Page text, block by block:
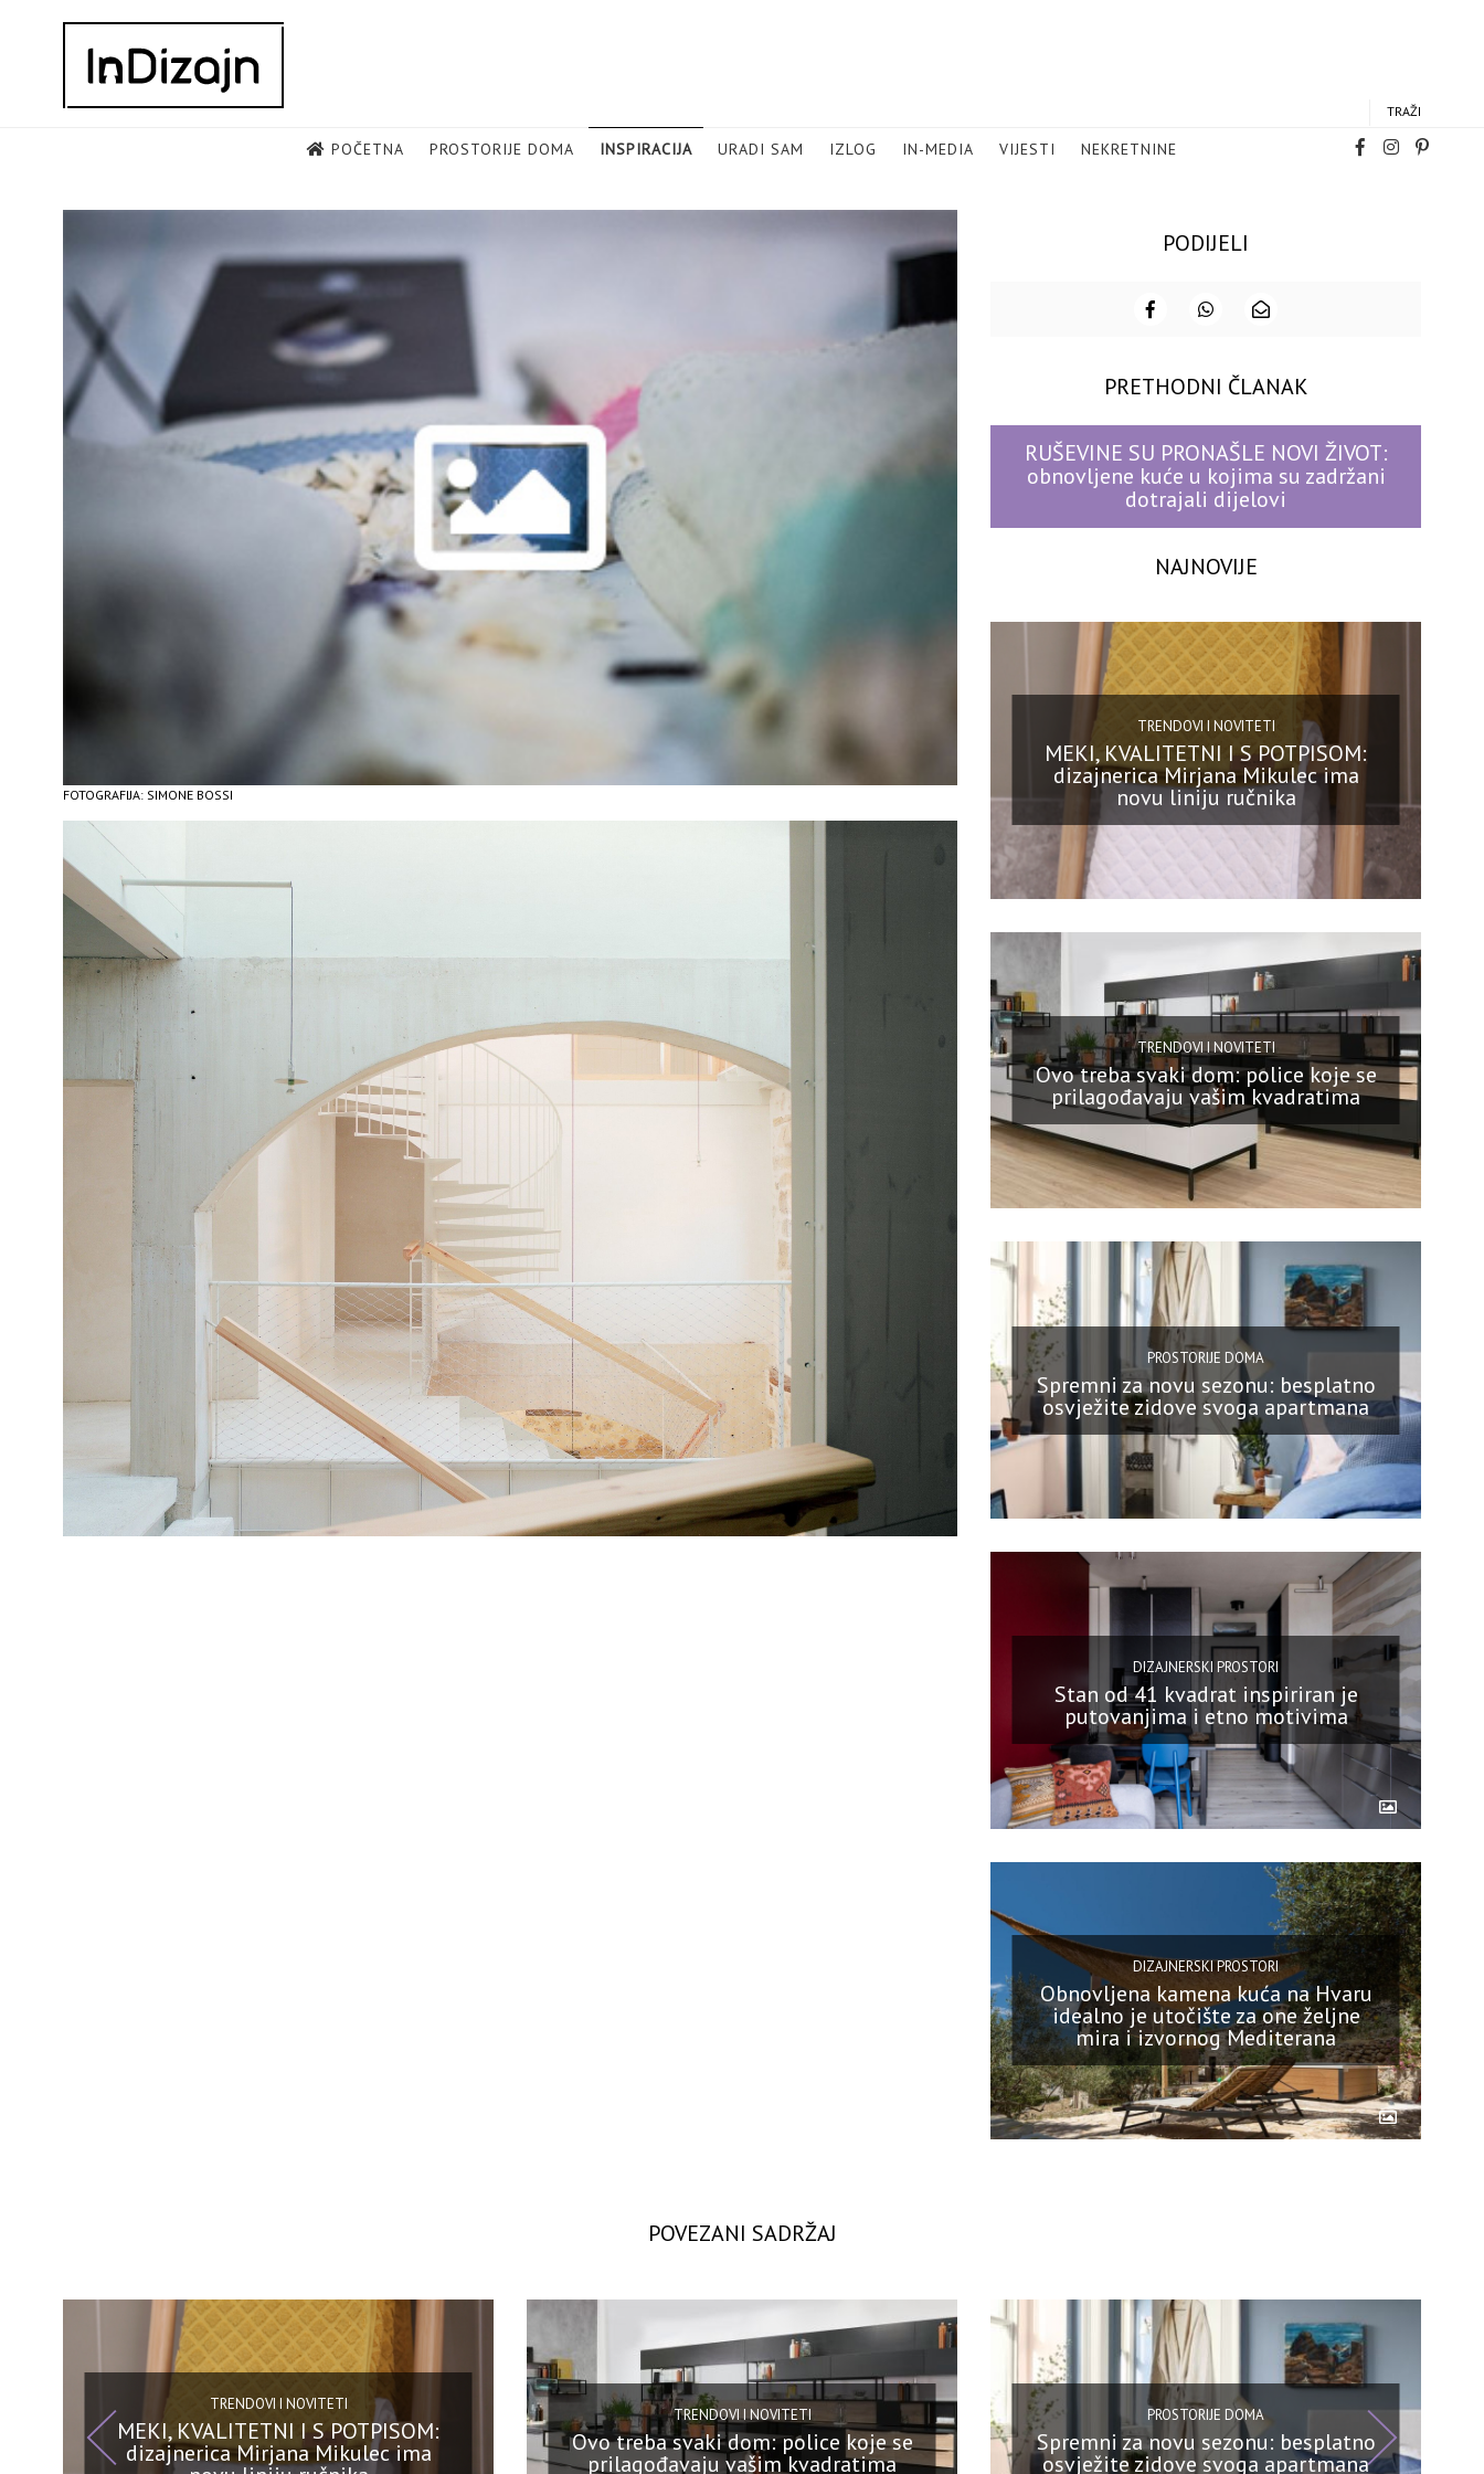
TRAŽI
POČETNA PROSTORIJE DOMA INSPIRACIJA URADI SAM IZLOG IN-MEDIA VIJESTI NEKRETNINE
FOTOGRAFIJA: SIMONE BOSSI
PODIJELI
PRETHODNI ČLANAK
RUŠEVINE SU PRONAŠLE NOVI ŽIVOT:
obnovljene kuće u kojima su zadržani
dotrajali dijelovi
NAJNOVIJE
TRENDOVI I NOVITETI
MEKI, KVALITETNI I S POTPISOM:
dizajnerica Mirjana Mikulec ima
novu liniju ručnika
TRENDOVI I NOVITETI
Ovo treba svaki dom: police koje se
prilagođavaju vašim kvadratima
PROSTORIJE DOMA
Spremni za novu sezonu: besplatno
osvježite zidove svoga apartmana
DIZAJNERSKI PROSTORI
Stan od 41 kvadrat inspiriran je
putovanjima i etno motivima
DIZAJNERSKI PROSTORI
Obnovljena kamena kuća na Hvaru
idealno je utočište za one željne
mira i izvornog Mediterana
POVEZANI SADRŽAJ
TRENDOVI I NOVITETI
MEKI, KVALITETNI I S POTPISOM:
dizajnerica Mirjana Mikulec ima
TRENDOVI I NOVITETI
Ovo treba svaki dom: police koje se
prilagođavaju vašim kvadratima
PROSTORIJE DOMA
Spremni za novu sezonu: besplatno
osvježite zidove svoga apartmana